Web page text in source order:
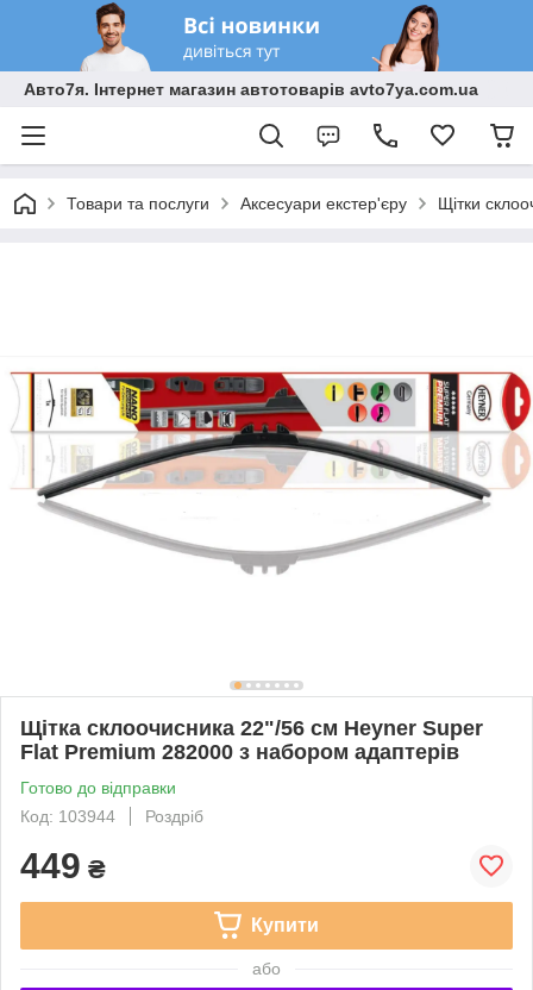
Авто7я. Інтернет магазин автотоварів avto7ya.com.ua
Товари та послуги Аксесуари екстер'єру Щітки
Щітка склоочисника 22"/56 см Heyner Super
Flat Premium 282000 з набором адаптерів
Готово до відправки
Код: 103944
Роздріб
449 ₴
Купити
або